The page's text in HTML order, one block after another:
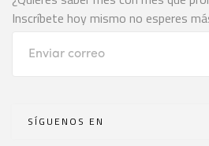
Inscríbete hoy mismo no esperes
SÍGUENOS EN